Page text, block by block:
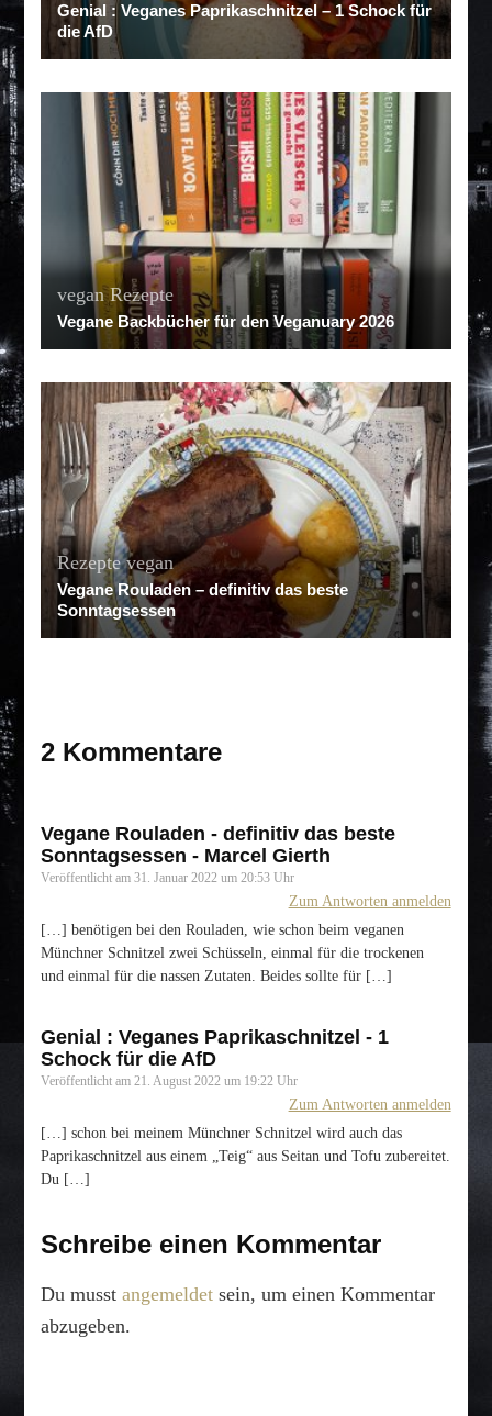
Genial : Veganes Paprikaschnitzel – 1 Schock für
die AfD
vegan Rezepte
Vegane Backbücher für den Veganuary 2026
Rezepte vegan
Vegane Rouladen – definitiv das beste
Sonntagsessen
2 Kommentare
Vegane Rouladen - definitiv das beste
Sonntagsessen - Marcel Gierth
Veröffentlicht am31. Januar 2022 um 20:53 Uhr
Zum Antworten anmelden
[…] benötigen bei den Rouladen, wie schon beim veganen
Münchner Schnitzel zwei Schüsseln, einmal für die trockenen
und einmal für die nassen Zutaten. Beides sollte für […]
Genial : Veganes Paprikaschnitzel - 1
Schock für die AfD
Veröffentlicht am21. August 2022 um 19:22 Uhr
Zum Antworten anmelden
[…] schon bei meinem Münchner Schnitzel wird auch das
Paprikaschnitzel aus einem „Teig“ aus Seitan und Tofu zubereitet.
Du […]
Schreibe einen Kommentar
Du musstangemeldet sein, um einen Kommentar
abzugeben.